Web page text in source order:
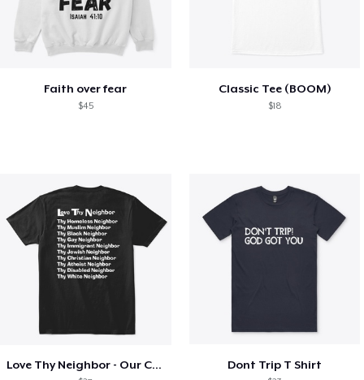
Faith over fear
$45
Classic Tee (BOOM)
$18
Love Thy Neighbor - Our Classic Design Dont Trip T Shirt